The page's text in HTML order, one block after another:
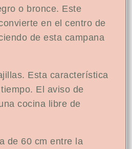
o bronce. Este
en el centro de
de esta campana
Esta característica
El aviso de
cocina libre de
de 60 cm entre la